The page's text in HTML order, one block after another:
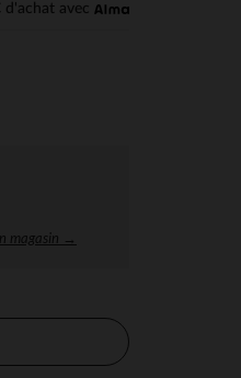
d'achat avec
magasin →